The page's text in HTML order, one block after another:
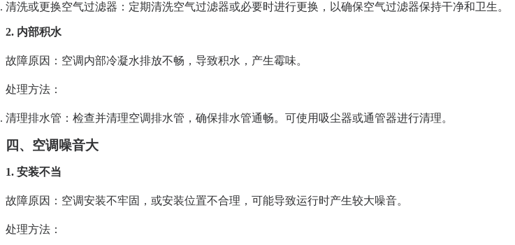
清洗或更换空气过滤器 ：定期清洗空气过滤器或必要时进行更换，以确保空气过滤器保持干净和卫生。
2. 内部积水
故障原因 ：空调内部冷凝水排放不畅，导致积水，产生霉味。
处理方法 ：
清理排水管 ：检查并清理空调排水管，确保排水管通畅。可使用吸尘器或通管器进行清理。
四、空调噪音大
1. 安装不当
故障原因 ：空调安装不牢固，或安装位置不合理，可能导致运行时产生较大噪音。
处理方法 ：